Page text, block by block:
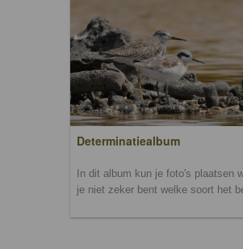
Determinatiealbum
In dit album kun je foto's plaatsen
je niet zeker bent welke soort het